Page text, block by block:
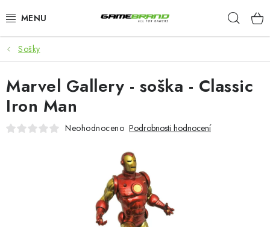
na
KATEGORIE
FILMY A SERIÁLY
HRY
Sošky
Marvel Gallery - soška - Classic
Iron Man
Neohodnoceno Podrobnosti hodnocení